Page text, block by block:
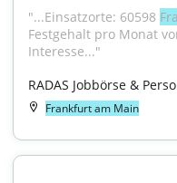
"...Einsatzorte: 60598
Festgehalt pro Monat
Interesse..."
RADAS Jobbörse &
Frankfurt am Main